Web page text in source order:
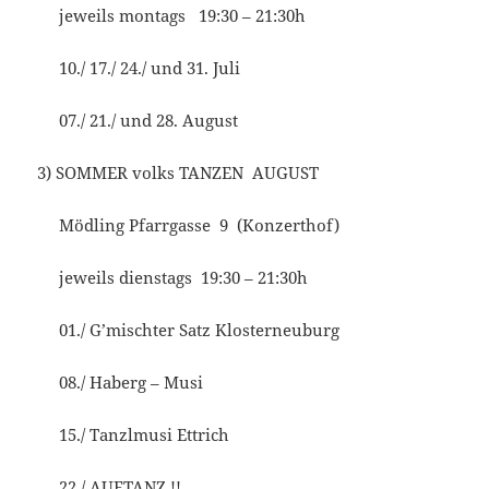
jeweils montags 19:30 – 21:30h
10./ 17./ 24./ und 31. Juli
07./ 21./ und 28. August
3) SOMMER volks TANZEN AUGUST
Mödling Pfarrgasse 9 (Konzerthof)
jeweils dienstags 19:30 – 21:30h
01./ G’mischter Satz Klosterneuburg
08./ Haberg – Musi
15./ Tanzlmusi Ettrich